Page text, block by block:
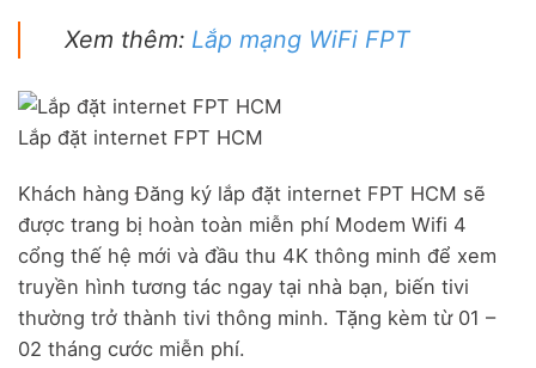
Xem thêm: Lắp mạng WiFi FPT
Lắp đặt internet FPT HCM
Khách hàng Đăng ký lắp đặt internet FPT HCM sẽ
được trang bị hoàn toàn miễn phí Modem Wifi 4
cổng thế hệ mới và đầu thu 4K thông minh để xem
truyền hình tương tác ngay tại nhà bạn, biến tivi
thường trở thành tivi thông minh. Tặng kèm từ 01 –
02 tháng cước miễn phí.